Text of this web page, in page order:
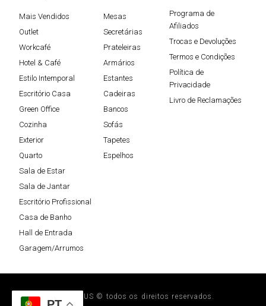
Mais Vendidos
Outlet
Workcafé
Hotel & Café
Estilo Intemporal
Escritório Casa
Green Office
Cozinha
Exterior
Quarto
Sala de Estar
Sala de Jantar
Escritório Profissional
Casa de Banho
Hall de Entrada
Garagem/Arrumos
Mesas
Secretárias
Prateleiras
Armários
Estantes
Cadeiras
Bancos
Sofás
Tapetes
Espelhos
Programa de
Afiliados
Trocas e Devoluções
Termos e Condições
Política de
Privacidade
Livro de Reclamações
STEELPLUS © todos os direitos reservados.